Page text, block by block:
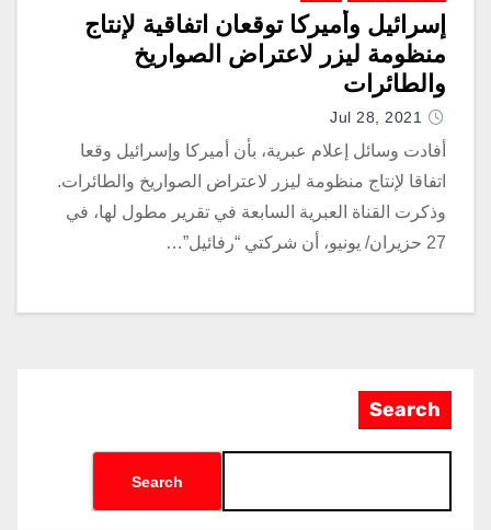
إسرائيل وأميركا توقعان اتفاقية لإنتاج
منظومة ليزر لاعتراض الصواريخ
والطائرات
Jul 28, 2021
أفادت وسائل إعلام عبرية، بأن أميركا وإسرائيل وقعا
اتفاقا لإنتاج منظومة ليزر لاعتراض الصواريخ والطائرات.
وذكرت القناة العبرية السابعة في تقرير مطول لها، في
27 حزيران/ يونيو، أن شركتي “رفائيل”…
Search
Search